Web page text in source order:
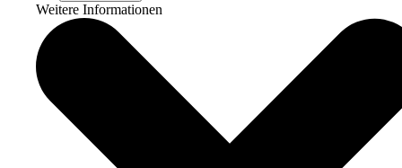
Weitere Informationen